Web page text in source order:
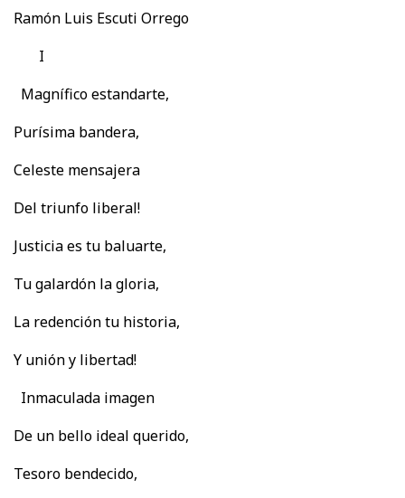
Ramón Luis Escuti Orrego
I
Magnífico estandarte,
Purísima bandera,
Celeste mensajera
Del triunfo liberal!
Justicia es tu baluarte,
Tu galardón la gloria,
La redención tu historia,
Y unión y libertad!
Inmaculada imagen
De un bello ideal querido,
Tesoro bendecido,